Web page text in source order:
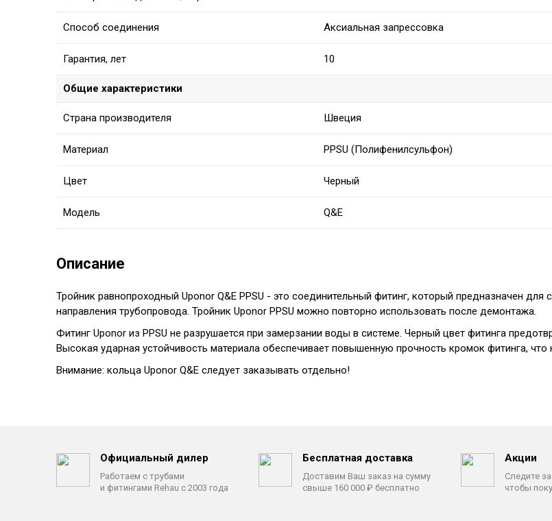
Способ соединения Аксиальная запрессовка
Гарантия, лет 10
Общие характеристики
Страна производителя Швеция
Материал PPSU (Полифенилсульфон)
Цвет Черный
Модель Q&E
Описание
Тройник равнопроходный Uponor Q&E PPSU - это соединительный фитинг, который предназначен
направления трубопровода. Тройник Uponor PPSU можно повторно использовать после демонтажа.
Фитинг Uponor из PPSU не разрушается при замерзании воды в системе. Черный цвет фитинга
Высокая ударная устойчивость материала обеспечивает повышенную прочность кромок фитинга,
Внимание: кольца Uponor Q&E следует заказывать отдельно!
Официальный дилер
Работаем с трубами
и фитингами Rehau с 2003 года
Бесплатная доставка
Доставим Ваш заказ на сумму
свыше 160 000 ₽ бесплатно
Акции
Следите
чтобы